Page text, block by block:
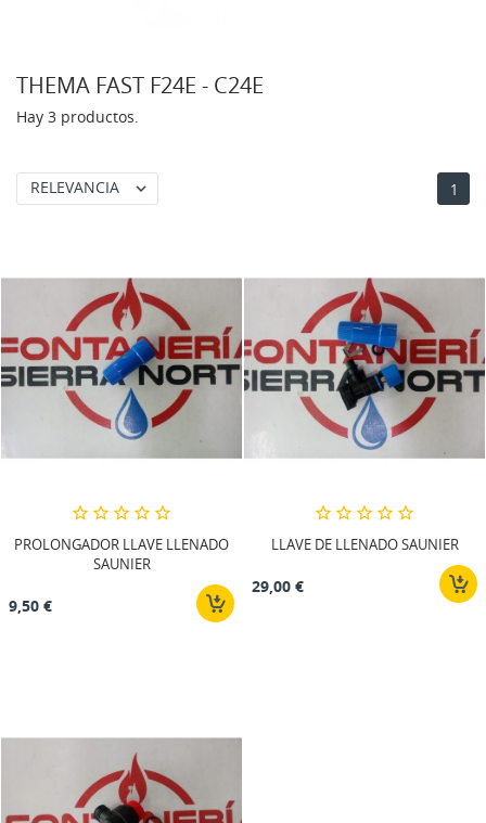
THEMA FAST F24E - C24E
Hay 3 productos.
RELEVANCIA  1
PROLONGADOR LLAVE LLENADO
SAUNIER
9,50 €
LLAVE DE LLENADO SAUNIER
29,00 €